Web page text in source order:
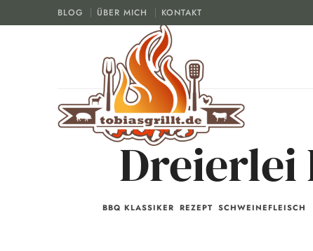
BLOG ÜBER MICH KONTAKT
tobiasgrillt.de
Der Grill und BBQ BlogDreierlei
BBQ KLASSIKER REZEPT SCHWEINEFLEISCH